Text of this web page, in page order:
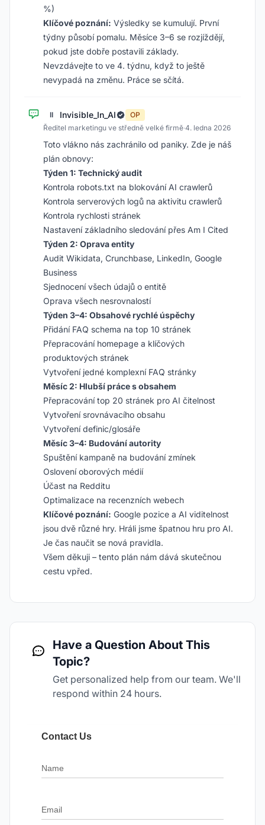
%)
Klíčové poznání: Výsledky se kumulují. První
týdny působí pomalu. Měsíce 3–6 se rozjíždějí,
pokud jste dobře postavili základy.
Nevzdávejte to ve 4. týdnu, když to ještě
nevypadá na změnu. Práce se sčítá.
II Invisible_In_AI
OP
Ředitel marketingu ve středně velké firmě·4. ledna 2026
Toto vlákno nás zachránilo od paniky. Zde je náš
plán obnovy:
Týden 1: Technický audit
Kontrola robots.txt na blokování AI crawlerů
Kontrola serverových logů na aktivitu crawlerů
Kontrola rychlosti stránek
Nastavení základního sledování přes Am I Cited
Týden 2: Oprava entity
Audit Wikidata, Crunchbase, LinkedIn, Google
Business
Sjednocení všech údajů o entitě
Oprava všech nesrovnalostí
Týden 3–4: Obsahové rychlé úspěchy
Přidání FAQ schema na top 10 stránek
Přepracování homepage a klíčových
produktových stránek
Vytvoření jedné komplexní FAQ stránky
Měsíc 2: Hlubší práce s obsahem
Přepracování top 20 stránek pro AI čitelnost
Vytvoření srovnávacího obsahu
Vytvoření definic/glosáře
Měsíc 3–4: Budování autority
Spuštění kampaně na budování zmínek
Oslovení oborových médií
Účast na Redditu
Optimalizace na recenzních webech
Klíčové poznání: Google pozice a AI viditelnost
jsou dvě různé hry. Hráli jsme špatnou hru pro AI.
Je čas naučit se nová pravidla.
Všem děkuji – tento plán nám dává skutečnou
cestu vpřed.
Have a Question About This
Topic?
Get personalized help from our team. We'll
respond within 24 hours.